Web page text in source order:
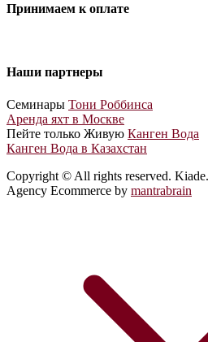
Принимаем к оплате
Наши партнеры
Cеминары Тони Роббинса
Аренда яхт в Москве
Пейте только Живую Канген Вода
Канген Вода в Казахстан
Copyright © All rights reserved.
Agency Ecommerce by mantrabrain